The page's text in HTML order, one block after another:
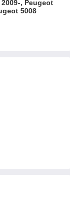
, Peugeot
5008